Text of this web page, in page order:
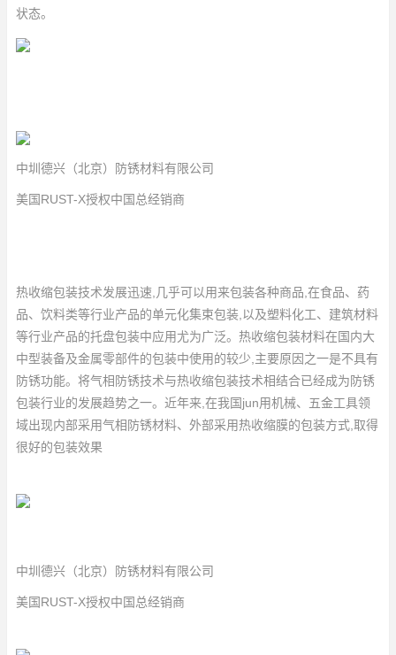
状态。
中圳德兴（北京）防锈材料有限公司
美国RUST-X授权中国总经销商
热收缩包装技术发展迅速,几乎可以用来包装各种商品,在食品、药
品、饮料类等行业产品的单元化集束包装,以及塑料化工、建筑材料
等行业产品的托盘包装中应用尤为广泛。热收缩包装材料在国内大
中型装备及金属零部件的包装中使用的较少,主要原因之一是不具有
防锈功能。将气相防锈技术与热收缩包装技术相结合已经成为防锈
包装行业的发展趋势之一。近年来,在我国jun用机械、五金工具领
域出现内部采用气相防锈材料、外部采用热收缩膜的包装方式,取得
很好的包装效果
中圳德兴（北京）防锈材料有限公司
美国RUST-X授权中国总经销商